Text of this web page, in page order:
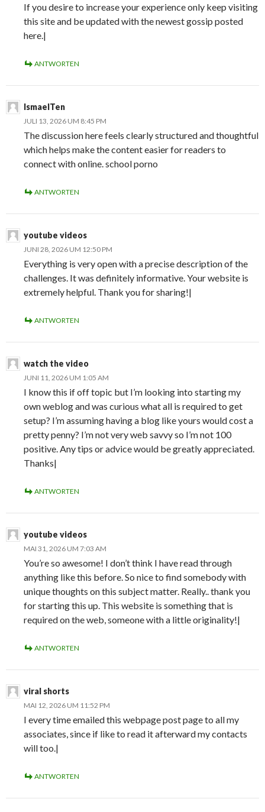
If you desire to increase your experience only keep visiting
this site and be updated with the newest gossip posted
here.|
ANTWORTEN
IsmaelTen
JULI 13, 2026 UM 8:45 PM
The discussion here feels clearly structured and thoughtful
which helps make the content easier for readers to
connect with online. school porno
ANTWORTEN
youtube videos
JUNI 28, 2026 UM 12:50 PM
Everything is very open with a precise description of the
challenges. It was definitely informative. Your website is
extremely helpful. Thank you for sharing!|
ANTWORTEN
watch the video
JUNI 11, 2026 UM 1:05 AM
I know this if off topic but I’m looking into starting my
own weblog and was curious what all is required to get
setup? I’m assuming having a blog like yours would cost a
pretty penny? I’m not very web savvy so I’m not 100
positive. Any tips or advice would be greatly appreciated.
Thanks|
ANTWORTEN
youtube videos
MAI 31, 2026 UM 7:03 AM
You’re so awesome! I don’t think I have read through
anything like this before. So nice to find somebody with
unique thoughts on this subject matter. Really.. thank you
for starting this up. This website is something that is
required on the web, someone with a little originality!|
ANTWORTEN
viral shorts
MAI 12, 2026 UM 11:52 PM
I every time emailed this webpage post page to all my
associates, since if like to read it afterward my contacts
will too.|
ANTWORTEN